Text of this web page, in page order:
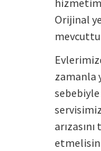
Orijinal
zamanla